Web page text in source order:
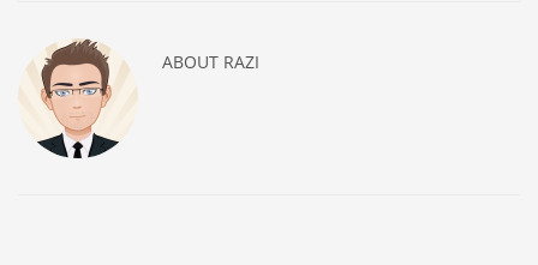
ABOUT RAZI